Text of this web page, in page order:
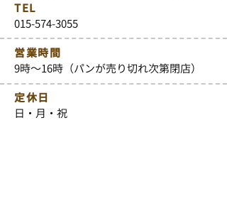
015-574-3055
TEL
9時～16時（パンが売り切れ次第閉店）
営業時間
日・月・祝
定休日